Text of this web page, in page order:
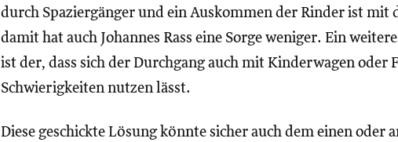
durch Spaziergänger und ein Auskommen der Rinder ist mit
damit hat auch Johannes Rass eine Sorge weniger. Ein
ist der, dass sich der Durchgang auch mit Kinderwagen oder
Schwierigkeiten nutzen lässt.
Diese geschickte Lösung könnte sicher auch dem einen oder